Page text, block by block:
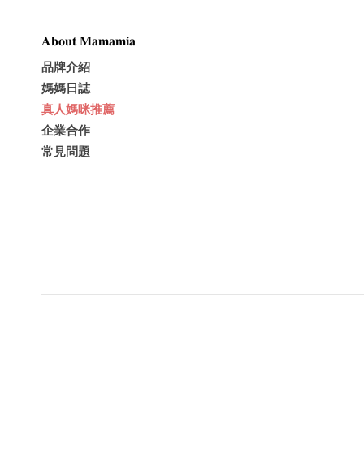
𝐀𝐛𝐨𝐮𝐭 𝐌𝐚𝐦𝐚𝐦𝐢𝐚
品牌介紹
媽媽日誌
真人媽咪推薦
企業合作
常見問題